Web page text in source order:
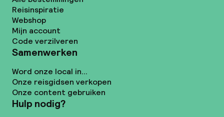
Reisinspiratie
Webshop
Mijn account
Code verzilveren
Samenwerken
Word onze local in...
Onze reisgidsen verkopen
Onze content gebruiken
Hulp nodig?